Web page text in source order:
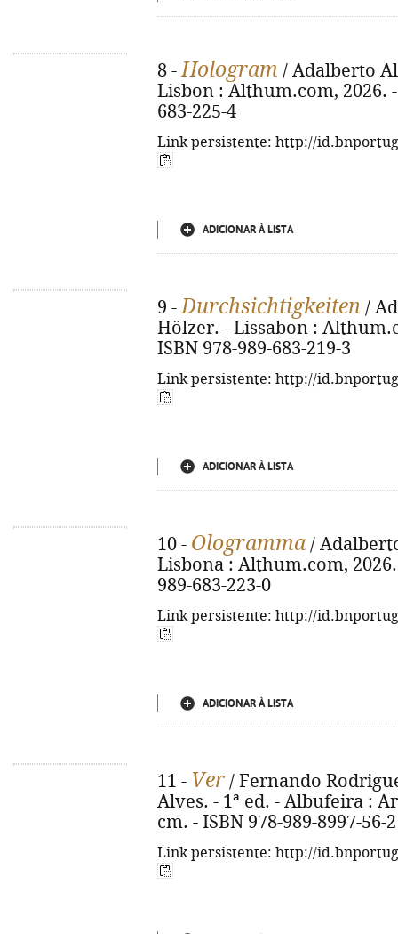
8 -Hologram / Adalberto
Lisbon : Althum.com, 2026. -
683-225-4
Link persistente: http://
ADICIONAR À LISTA
9 -Durchsichtigkeiten /
Hölzer. - Lissabon :
ISBN 978-989-683-219-3
Link persistente: http://
ADICIONAR À LISTA
10 - Ologramma /
Lisbona : Althum.com, 2026.
989-683-223-0
Link persistente: http://
ADICIONAR À LISTA
11 - Ver / Fernando
Alves. - 1ª ed. - Albufeira :
cm. - ISBN 978-989-8997-56-2
Link persistente: http://